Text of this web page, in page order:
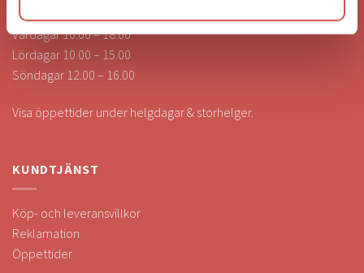
Vardagar 10.00 – 18.00
Lördagar 10.00 – 15.00
Söndagar 12.00 – 16.00
Visa öppettider under helgdagar & storhelger.
KUNDTJÄNST
Köp- och leveransvillkor
Reklamation
Öppettider